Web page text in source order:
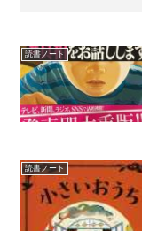
読書ノート
読書ノート